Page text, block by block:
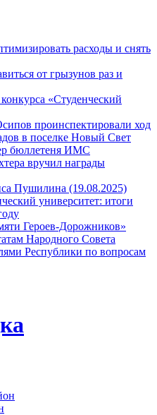
расходы и снять
от грызунов раз и
«Студенческий
проинспектировали ход
в поселке Новый Свет
бюллетеня ИМС
вручил награды
Пушилина (19.08.2025)
университет: итоги
Героев-Дорожников»
Народного Совета
Республики по вопросам